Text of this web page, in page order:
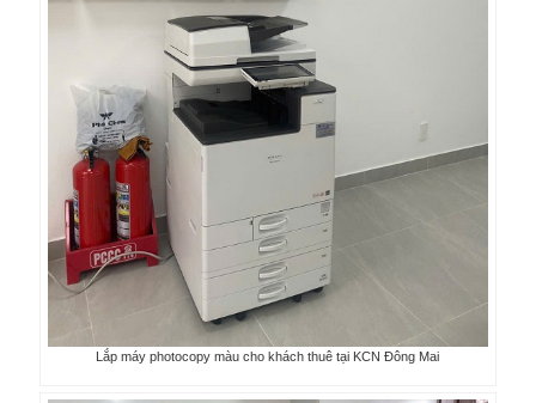
Lắp máy photocopy màu cho khách thuê tại KCN Đông Mai